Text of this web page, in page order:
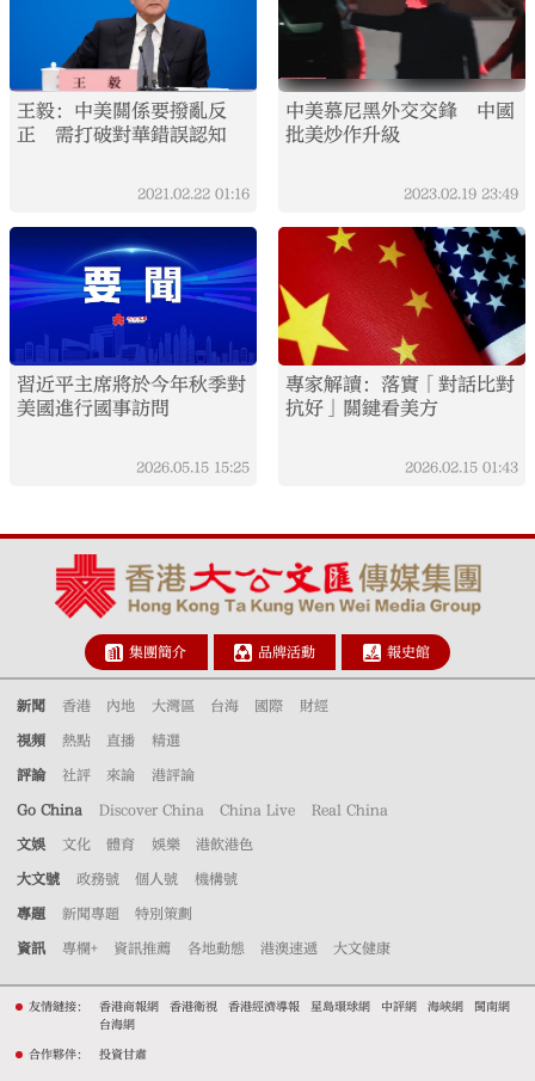
王毅：中美關係要撥亂反
正 需打破對華錯誤認知
2021.02.22 01:16
中美慕尼黑外交交鋒 中國
批美炒作升級
2023.02.19 23:49
習近平主席將於今年秋季對
美國進行國事訪問
2026.05.15 15:25
專家解讀：落實「對話比對
抗好」關鍵看美方
2026.02.15 01:43
集團簡介 品牌活動 報史館
新聞 香港 內地 大灣區 台海 國際 財經
視頻 熱點 直播 精選
評論 社評 來論 港評論
Go China Discover China China Live Real China
文娛 文化 體育 娛樂 港飲港色
大文號 政務號 個人號 機構號
專題 新聞專題 特別策劃
資訊 專欄+ 資訊推薦 各地動態 港澳速遞 大文健康
友情鏈接： 香港商報網 香港衛視 香港經濟導報 星島環球網 中評網 海峽網
閩南網
台海網
合作夥伴： 投資甘肅